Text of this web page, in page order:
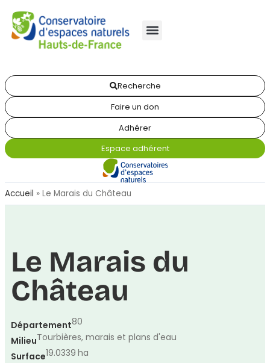
Recherche
Faire un don
Adhérer
Espace adhérent
Accueil » Le Marais du Château
Le Marais du
Château
Département80
MilieuTourbières, marais et plans d'eau
Surface19.0339 ha